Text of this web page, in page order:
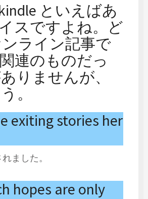
といえばあ
スですよね。ど
ライン記事で
連のものだっ
りませんが、
。
exiting stories her
ました。
hopes are only